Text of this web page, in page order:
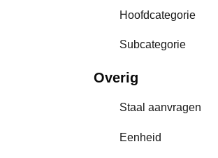
Hoofdcategorie
Subcategorie
Overig
Staal aanvragen
Eenheid